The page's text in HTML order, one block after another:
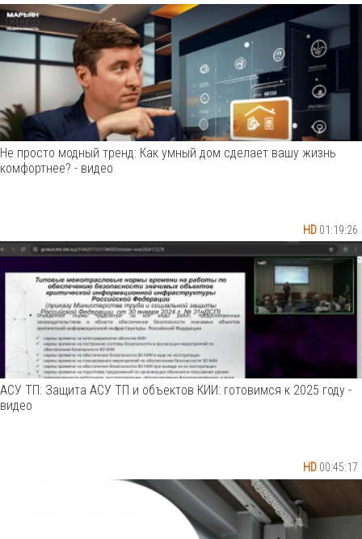
HD 01:19:26
Не просто модный тренд: Как умный дом сделает вашу жизнь
комфортнее? - видео
HD 00:45:17
АСУ ТП: Защита АСУ ТП и объектов КИИ: готовимся к 2025 году -
видео